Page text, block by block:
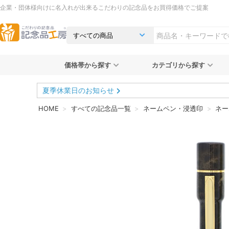
企業・団体様向けに名入れが出来るこだわりの記念品をお買得価格でご提案
価格帯から探す カテゴリから探す
夏季休業日のお知らせ
HOME すべての記念品一覧 ネームペン・浸透印 ネ